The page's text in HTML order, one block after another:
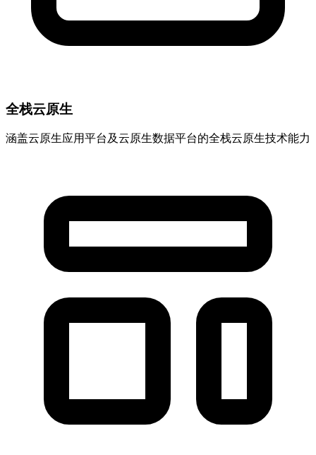
全栈云原生
涵盖云原生应用平台及云原生数据平台的全栈云原生技术能力